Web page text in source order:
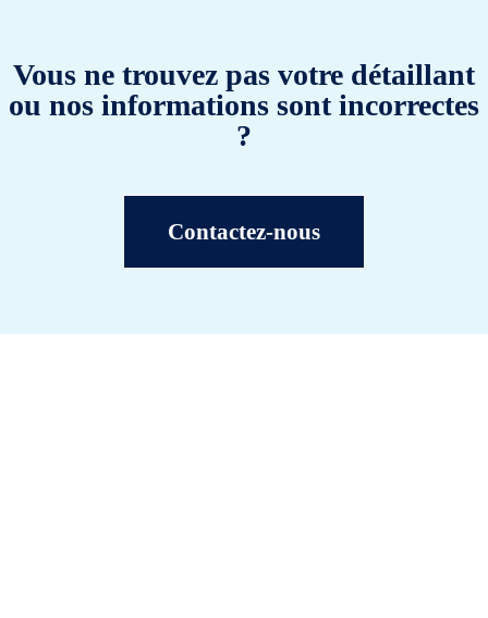
Vous ne trouvez pas votre détaillant
ou nos informations sont incorrectes
?
Contactez-nous